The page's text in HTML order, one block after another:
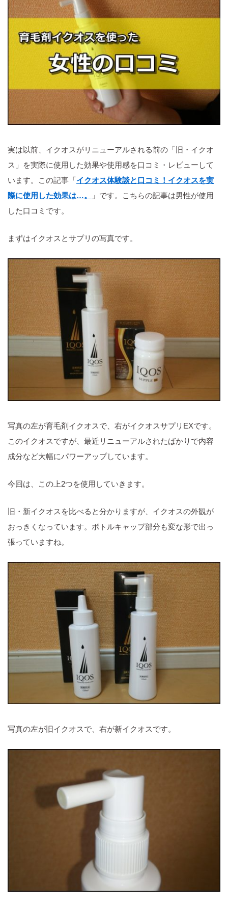
実は以前、イクオスがリニューアルされる前の「旧・イクオ
ス」を実際に使用した効果や使用感を口コミ・レビューして
います。この記事「イクオス体験談と口コミ！イクオスを実
際に使用した効果は…。
」です。こちらの記事は男性が使用
した口コミです。
まずはイクオスとサプリの写真です。
写真の左が育毛剤イクオスで、右がイクオスサプリEXです。
このイクオスですが、最近リニューアルされたばかりで内容
成分など大幅にパワーアップしています。
今回は、この上2つを使用していきます。
旧・新イクオスを比べると分かりますが、イクオスの外観が
おっきくなっています。ボトルキャップ部分も変な形で出っ
張っていますね。
写真の左が旧イクオスで、右が新イクオスです。